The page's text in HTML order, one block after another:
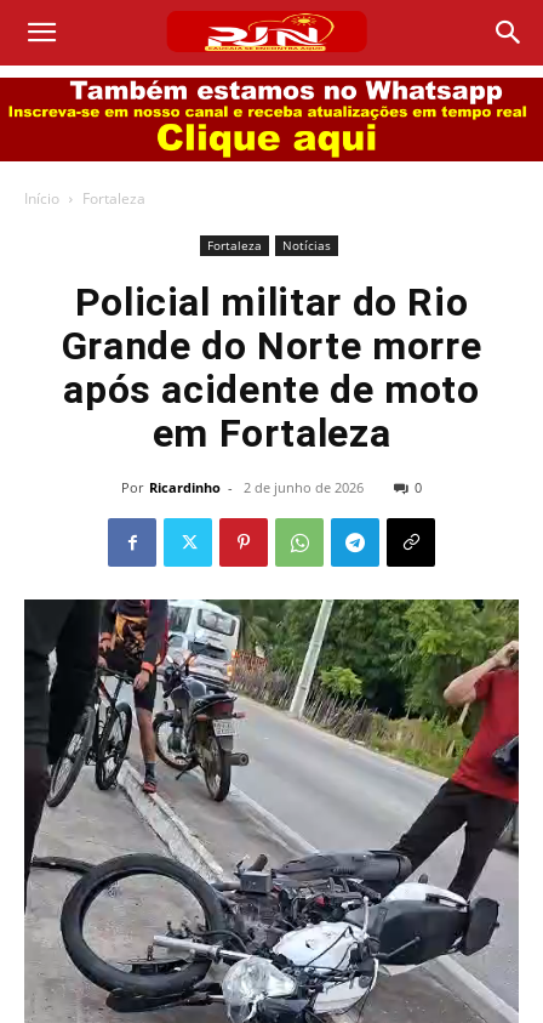
Início Fortaleza
Fortaleza Notícias
Policial militar do Rio
Grande do Norte morre
após acidente de moto
em Fortaleza
Por Ricardinho - 2 de junho de 2026 0